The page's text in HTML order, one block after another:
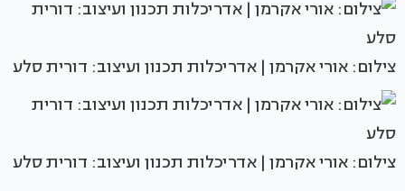
צילום: אורי אקרמן | אדריכלות תכנון ועיצוב: דורית סלע
צילום: אורי אקרמן | אדריכלות תכנון ועיצוב: דורית סלע